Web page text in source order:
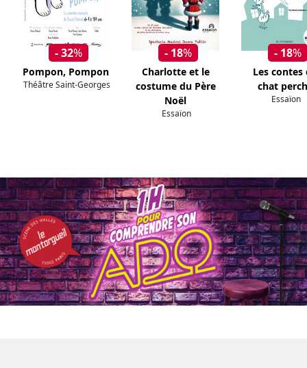
- 32%
Pompon, Pompon
Théâtre Saint-Georges
- 18%
Charlotte et le
costume du Père
Noël
Essaïon
- 18%
Les contes
chat
Essaïon